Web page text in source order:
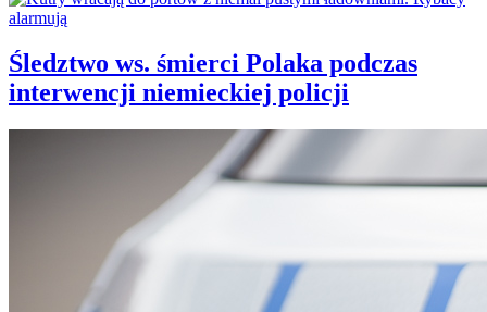
Śledztwo ws. śmierci Polaka podczas
interwencji niemieckiej policji